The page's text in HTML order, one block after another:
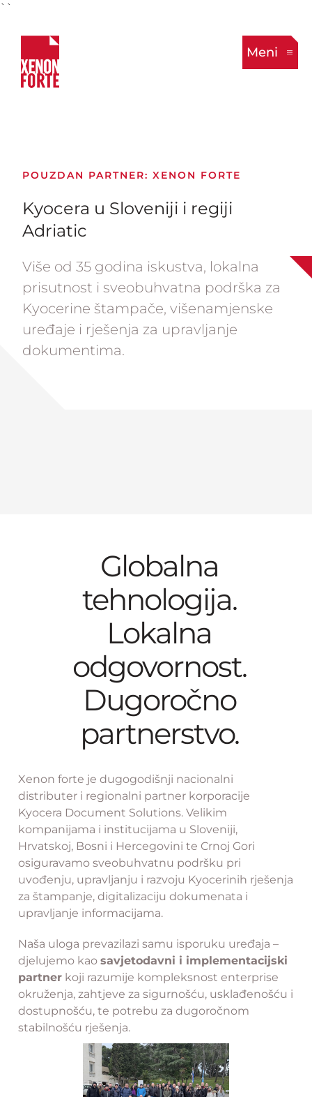
``
Meni
POUZDAN PARTNER: XENON FORTE
Kyocera u Sloveniji i regiji
Adriatic
Više od 35 godina iskustva, lokalna
prisutnost i sveobuhvatna podrška za
Kyocerine štampače, višenamjenske
uređaje i rješenja za upravljanje
dokumentima.
Globalna
tehnologija.
Lokalna
odgovornost.
Dugoročno
partnerstvo.
Xenon forte je dugogodišnji nacionalni
distributer i regionalni partner korporacije
Kyocera Document Solutions. Velikim
kompanijama i institucijama u Sloveniji,
Hrvatskoj, Bosni i Hercegovini te Crnoj Gori
osiguravamo sveobuhvatnu podršku pri
uvođenju, upravljanju i razvoju Kyocerinih rješenja
za štampanje, digitalizaciju dokumenata i
upravljanje informacijama.
Naša uloga prevazilazi samu isporuku uređaja –
djelujemo kao savjetodavni i implementacijski
partner koji razumije kompleksnost enterprise
okruženja, zahtjeve za sigurnošću, usklađenošću i
dostupnošću, te potrebu za dugoročnom
stabilnošću rješenja.